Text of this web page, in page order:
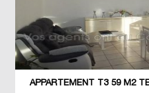
APPARTEMENT T3 59 M2